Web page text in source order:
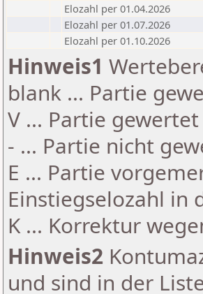
Elozahl per 01.04.2026
Elozahl per 01.07.2026
Elozahl per 01.10.2026
Hinweis1
blank ... Partie
V ... Partie
- ... Partie nicht
E ... Partie
Einstiegselozahl in
K ... Korrektur
Hinweis2
und sind in der